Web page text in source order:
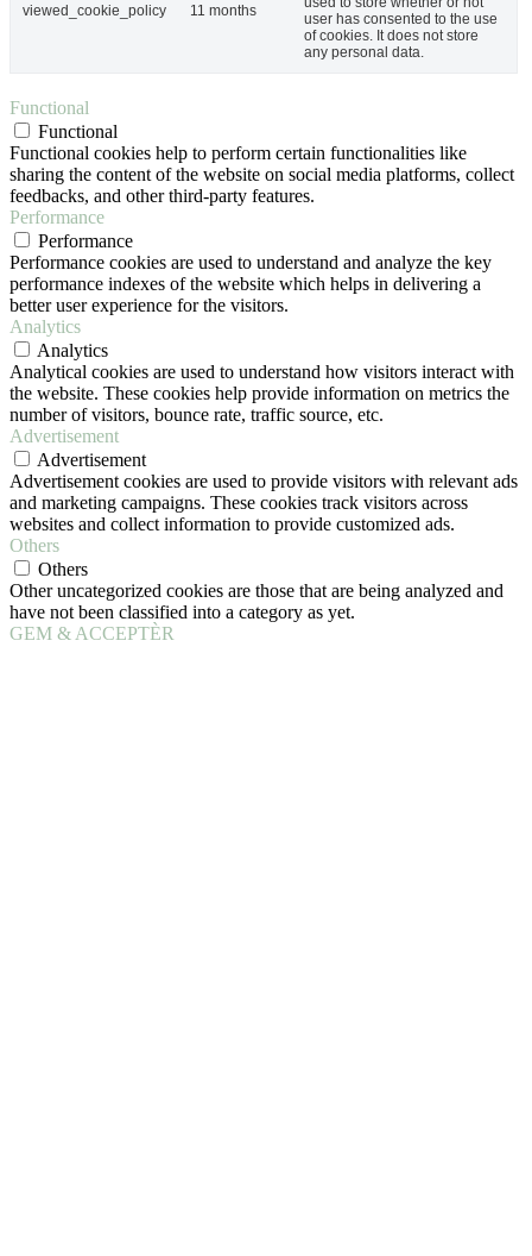
viewed_cookie_policy 11 months
user has consented to the use
of cookies. It does not store
any personal data.
Functional
Functional
Functional cookies help to perform certain functionalities like
sharing the content of the website on social media platforms, collect
feedbacks, and other third-party features.
Performance
Performance
Performance cookies are used to understand and analyze the key
performance indexes of the website which helps in delivering a
better user experience for the visitors.
Analytics
Analytics
Analytical cookies are used to understand how visitors interact with
the website. These cookies help provide information on metrics the
number of visitors, bounce rate, traffic source, etc.
Advertisement
Advertisement
Advertisement cookies are used to provide visitors with relevant ads
and marketing campaigns. These cookies track visitors across
websites and collect information to provide customized ads.
Others
Others
Other uncategorized cookies are those that are being analyzed and
have not been classified into a category as yet.
GEM & ACCEPTÈR